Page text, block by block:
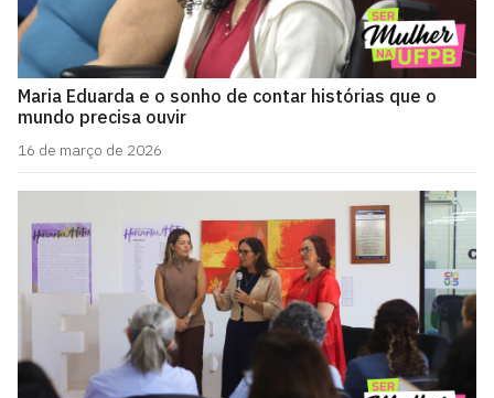
Maria Eduarda e o sonho de contar histórias que o
mundo precisa ouvir
16 de março de 2026